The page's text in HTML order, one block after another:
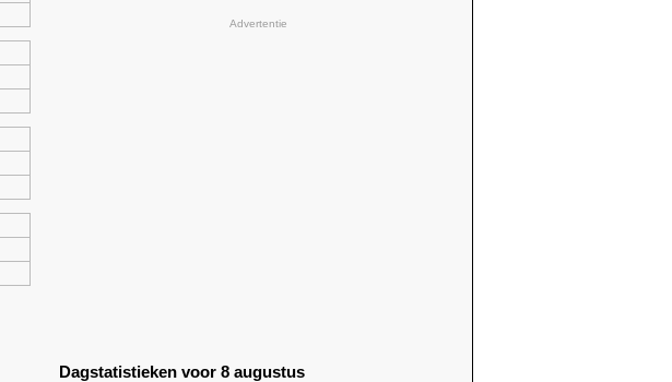
Advertentie
Dagstatistieken voor 8 augustus